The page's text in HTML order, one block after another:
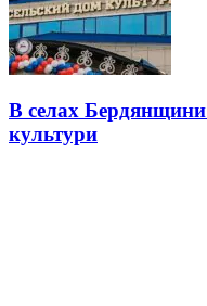
В селах Бердянщини
культури